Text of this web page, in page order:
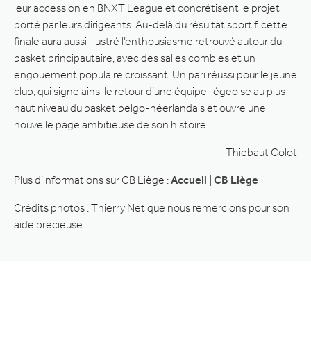
leur accession en BNXT League et concrétisent le projet
porté par leurs dirigeants. Au-delà du résultat sportif, cette
finale aura aussi illustré l’enthousiasme retrouvé autour du
basket principautaire, avec des salles combles et un
engouement populaire croissant. Un pari réussi pour le jeune
club, qui signe ainsi le retour d’une équipe liégeoise au plus
haut niveau du basket belgo-néerlandais et ouvre une
nouvelle page ambitieuse de son histoire.
Thiebaut Colot
Plus d’informations sur CB Liège :Accueil | CB Liège
Crédits photos : Thierry Net que nous remercions pour son
aide précieuse.